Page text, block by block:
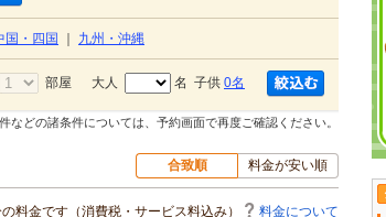
国・四国 九州・沖縄
部屋 大人 名 子供 0名
などの諸条件については、予約画面で再度ご確認ください。
合致順 料金が安い順
料金です（消費税・サービス料込み） 料金について